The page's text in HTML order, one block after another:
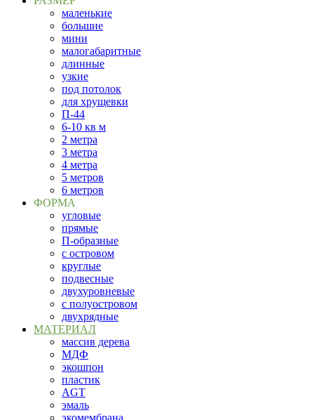
маленькие
большие
мини
малогабаритные
длинные
узкие
под потолок
для хрущевки
П-44
6-10 кв м
2 метра
3 метра
4 метра
5 метров
6 метров
ФОРМА
угловые
прямые
П-образные
с островом
круглые
подвесные
двухуровневые
с полуостровом
двухрядные
МАТЕРИАЛ
массив дерева
МДФ
экошпон
пластик
AGT
эмаль
экомембрана